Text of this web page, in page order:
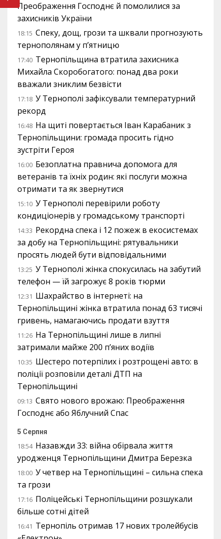
Преображення Господнє й помолилися за
захисників України
18:15 Спеку, дощ, грози та шквали прогнозують
тернополянам у п’ятницю
17:40 Тернопільщина втратила захисника
Михайла Скоробогатого: понад два роки
вважали зниклим безвісти
17:18 У Тернополі зафіксували температурний
рекорд
16:48 На щиті повертається Іван Карабаник з
Тернопільщини: громада просить гідно
зустріти Героя
16:00 Безоплатна правнича допомога для
ветеранів та їхніх родин: які послуги можна
отримати та як звернутися
15:10 У Тернополі перевірили роботу
кондиціонерів у громадському транспорті
14:33 Рекордна спека і 12 пожеж в екосистемах
за добу на Тернопільщині: рятувальники
просять людей бути відповідальними
13:25 У Тернополі жінка спокусилась на забутий
телефон — їй загрожує 8 років тюрми
12:31 Шахрайство в інтернеті: на
Тернопільщині жінка втратила понад 63 тисячі
гривень, намагаючись продати взуття
11:26 На Тернопільщині лише в липні
затримали майже 200 п’яних водіїв
10:35 Шестеро потерпілих і розтрощені авто: в
поліції розповіли деталі ДТП на
Тернопільщині
09:13 Свято нового врожаю: Преображення
Господнє або Яблучний Спас
5 Серпня
18:54 Назавжди 33: війна обірвала життя
уродженця Тернопільщини Дмитра Березка
18:00 У четвер на Тернопільщині – сильна спека
та грози
17:16 Поліцейські Тернопільщини розшукали
більше сотні дітей
16:41 Тернопіль отримав 17 нових тролейбусів